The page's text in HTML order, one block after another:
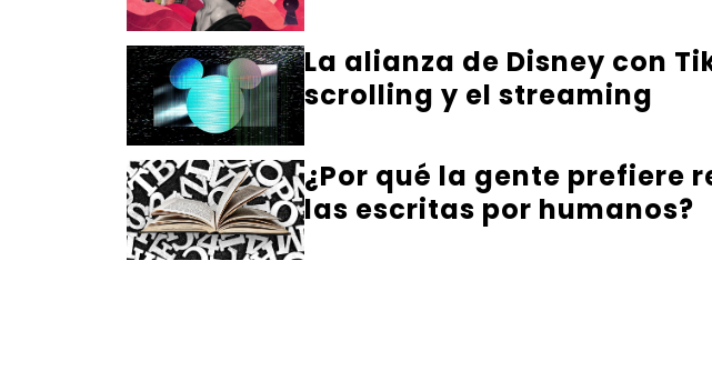
La alianza de Disney con
scrolling y el streaming
¿Por qué la gente prefiere
las escritas por humanos?